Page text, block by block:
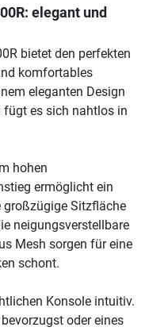
elegant und
bietet den perfekten
komfortables
eleganten Design
fügt es sich nahtlos in
hohen
ermöglicht ein
großzügige Sitzfläche
neigungsverstellbare
Mesh sorgen für eine
schont.
Konsole intuitiv.
oder eines